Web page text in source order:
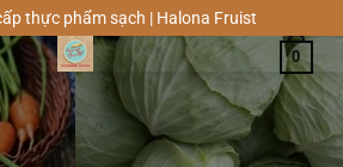
thực phẩm sạch | Halona Fruist
0